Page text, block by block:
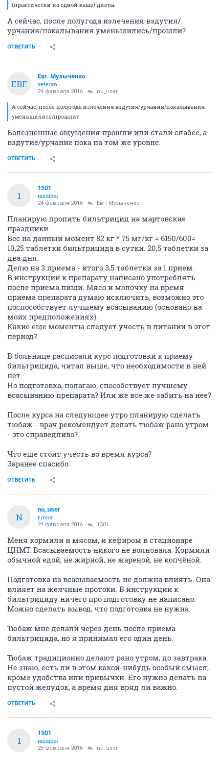
(практически на одной каше) диеты.
А сейчас, после полугода излечения вздутия/
урчания/покалывания уменьшились/прошли?
ОТВЕТИТЬ
ЕВГ.
Евг. Музыченко
veteran
24 февраля 2016 nu_user
А сейчас, после полугода излечения вздутия/урчания/покалывания
уменьшились/прошли?
Болезненные ощущения прошли или стали слабее, а
вздутие/урчание пока на том же уровне.
ОТВЕТИТЬ
1
1501
member
24 февраля 2016 Евг. Музыченко
Планирую пропить бильтрицид на мартовские
праздники.
Вес на данный момент 82 кг * 75 мг/кг = 6150/600=
10,25 таблетки бильтрицида в сутки. 20,5 таблетки за
два дня.
Делю на 3 приема - итого 3,5 таблетки за 1 прием.
В инструкции к препарату написано употреблять
после приема пищи. Мясо и молочку на время
приема препарата думаю исключить, возможно это
поспособствует лучшему всасыванию (основано на
моих предположениях).
Какие еще моменты следует учесть в питании в этот
период?
В больнице расписали курс подготовки к приему
бильтрицида, читал выше, что необходимости в ней
нет.
Но подготовка, полагаю, способствует лучшему
всасыванию препарата? Или же все же забить на нее?
После курса на следующее утро планирую сделать
тюбаж - врач рекомендует делать тюбаж рано утром
- это справедливо?.
Что еще стоит учесть во время курса?
Заранее спасибо.
ОТВЕТИТЬ
N
nu_user
junior
24 февраля 2016 1501
Меня кормили и мясом, и кефиром в стационаре
ЦНМТ. Всасываемость никого не волновала. Кормили
обычной едой, не жирной, не жареной, не копчёной.
Подготовка на всасываемость не должна влиять. Она
влияет на желчные протоки. В инструкции к
бильтрициду ничего про подготовку не написано.
Можно сделать вывод, что подготовка не нужна.
Тюбаж мне делали через день после приёма
бильтрицида, но я принимал его один день.
Тюбаж традиционно делают рано утром, до завтрака.
Не знаю, есть ли в этом какой-нибудь особый смысл,
кроме удобства или привычки. Его нужно делать на
пустой желудок, а время дня вряд ли важно.
ОТВЕТИТЬ
1
1501
member
25 февраля 2016 nu_user